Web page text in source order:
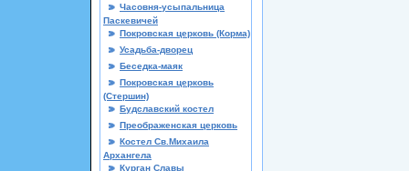
Часовня-усыпальница
Паскевичей
Покровская церковь (Корма)
Усадьба-дворец
Беседка-маяк
Покровская церковь
(Стершин)
Будславский костел
Преображенская церковь
Костел Св.Михаила
Архангела
Курган Славы